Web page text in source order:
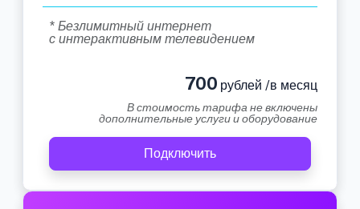
* Безлимитный интернет
с интерактивным телевидением
700 рублей /в месяц
В стоимость тарифа не включены
дополнительные услуги и оборудование
Подключить